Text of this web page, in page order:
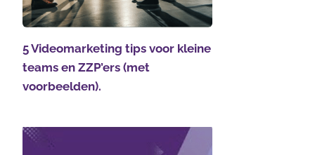
5 Videomarketing tips voor kleine
teams en ZZP’ers (met
voorbeelden).